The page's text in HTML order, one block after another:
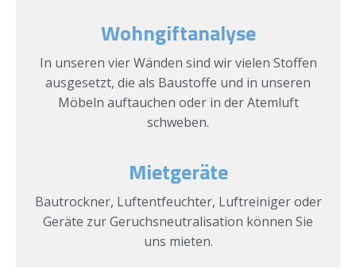
Wohngiftanalyse
In unseren vier Wänden sind wir vielen Stoffen
ausgesetzt, die als Baustoffe und in unseren
Möbeln auftauchen oder in der Atemluft
schweben.
Mietgeräte
Bautrockner, Luftentfeuchter, Luftreiniger oder
Geräte zur Geruchsneutralisation können Sie
uns mieten.